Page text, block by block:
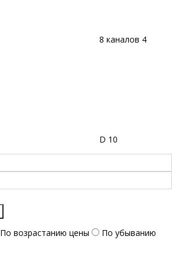
8 каналов 4
D 10
По возрастанию цены
По убыванию